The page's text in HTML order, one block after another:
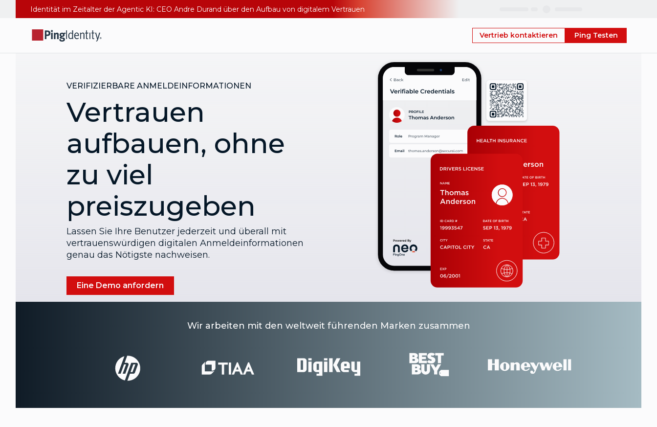
Identität im Zeitalter der Agentic KI: CEO Andre Durand über den Aufbau von digitalem Vertrauen
Vertrieb kontaktieren Ping Testen
VERIFIZIERBARE ANMELDEINFORMATIONEN
Vertrauen
aufbauen, ohne
zu viel
preiszugeben
Lassen Sie Ihre Benutzer jederzeit und überall mit
vertrauenswürdigen digitalen Anmeldeinformationen
genau das Nötigste nachweisen.
Eine Demo anfordern
Wir arbeiten mit den weltweit führenden Marken zusammen